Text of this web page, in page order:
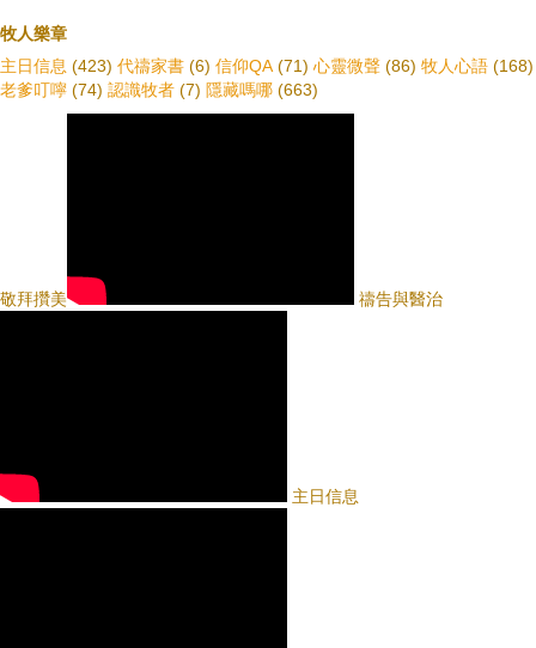
牧人樂章
主日信息 (423) 代禱家書 (6) 信仰QA (71) 心靈微聲 (86) 牧人心語 (168)
老爹叮嚀 (74) 認識牧者 (7) 隱藏嗎哪 (663)
敬拜攢美 禱告與醫治
主日信息